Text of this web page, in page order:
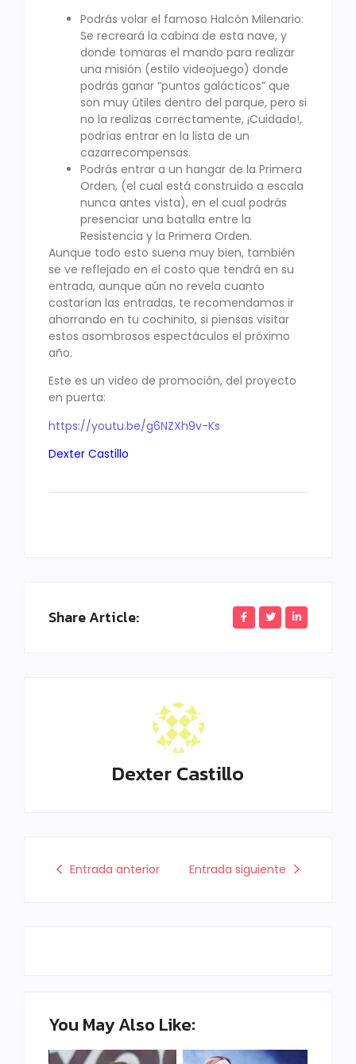
Podrás volar el famoso Halcón Milenario:
Se recreará la cabina de esta nave, y
donde tomaras el mando para realizar
una misión (estilo videojuego) donde
podrás ganar “puntos galácticos” que
son muy útiles dentro del parque, pero si
no la realizas correctamente, ¡Cuidado!,
podrías entrar en la lista de un
cazarrecompensas.
Podrás entrar a un hangar de la Primera
Orden, (el cual está construido a escala
nunca antes vista), en el cual podrás
presenciar una batalla entre la
Resistencia y la Primera Orden.
Aunque todo esto suena muy bien, también
se ve reflejado en el costo que tendrá en su
entrada, aunque aún no revela cuanto
costarían las entradas, te recomendamos ir
ahorrando en tu cochinito, si piensas visitar
estos asombrosos espectáculos el próximo
año.
Este es un video de promoción, del proyecto
en puerta:
https://youtu.be/g6NZXh9v-Ks
Dexter Castillo
Share Article:
Dexter Castillo
Entrada anterior Entrada siguiente
You May Also Like: